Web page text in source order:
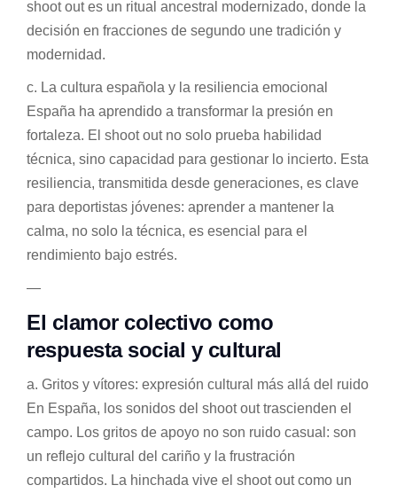
shoot out es un ritual ancestral modernizado, donde la
decisión en fracciones de segundo une tradición y
modernidad.
c. La cultura española y la resiliencia emocional
España ha aprendido a transformar la presión en
fortaleza. El shoot out no solo prueba habilidad
técnica, sino capacidad para gestionar lo incierto. Esta
resiliencia, transmitida desde generaciones, es clave
para deportistas jóvenes: aprender a mantener la
calma, no solo la técnica, es esencial para el
rendimiento bajo estrés.
—
El clamor colectivo como
respuesta social y cultural
a. Gritos y vítores: expresión cultural más allá del ruido
En España, los sonidos del shoot out trascienden el
campo. Los gritos de apoyo no son ruido casual: son
un reflejo cultural del cariño y la frustración
compartidos. La hinchada vive el shoot out como un